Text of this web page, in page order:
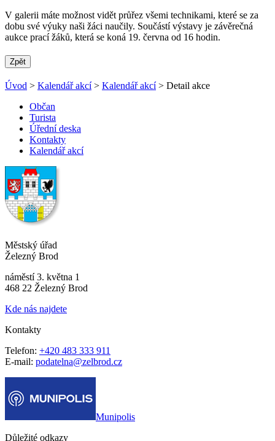
V galerii máte možnost vidět průřez všemi technikami, které se za
dobu své výuky naši žáci naučily. Součástí výstavy je závěrečná
aukce prací žáků, která se koná 19. června od 16 hodin.
Zpět
Úvod > Kalendář akcí> Kalendář akcí> Detail akce
Občan
Turista
Úřední deska
Kontakty
Kalendář akcí
Městský úřad
Železný Brod
náměstí 3. května 1
468 22 Železný Brod
Kde nás najdete
Kontakty
Telefon: +420 483 333 911
E-mail: podatelna@zelbrod.cz
Munipolis
Důležité odkazy